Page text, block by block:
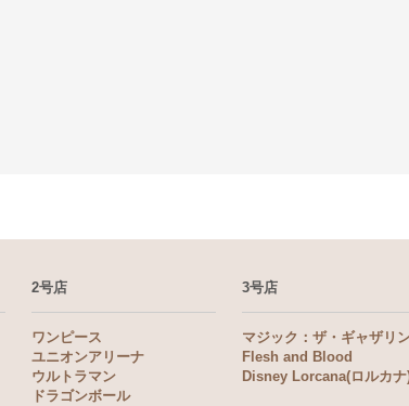
2号店
ワンピース
ユニオンアリーナ
ウルトラマン
ドラゴンボール
3号店
マジック：ザ・ギャザリ
Flesh and Blood
Disney Lorcana(ロルカナ